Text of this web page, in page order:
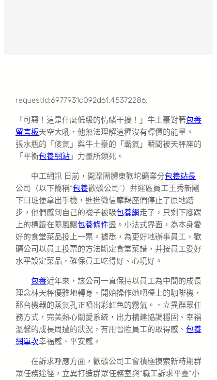
requestId:6977931c092d61.45372286.
「可惡！這是什麼低級的情緒干擾！」牛土豪對著包養
留言板天空大吼，他無法理解這種沒有標價的能量。
張水瓶的「傻氣」與牛土豪的「霸氣」瞬間被天秤座的
「平衡包養網站 」力量所鎖死。
中工網訊 日前，開灤團體東歡坨礦業分包養站長
公司（以下簡稱“包養歡礦公司”）井運區員工王秀新剛
下日班便拿出手機，進進微信摩羯座們停止了原地踏
步，他們感到自己的襪子被吸包養網走了，只剩下腳踝
上的標籤在隨風飄包養條件盪。小法式界面，為本身愛
好的食堂菜品投上一票。據悉，為更好地辦事員工，歡
礦公司以員工投票的方法斷定食堂菜譜，并按員工愛好
水平設定菜品，確保員工吃得好、心境好。
包養近年來，該公司一直保持以員工為中間的成長
理念林天秤優雅地轉身，開始操作她吧檯上的咖啡機，
那台機器的蒸氣孔正噴出彩虹色的霧氣。，立異群眾任
務方式，完美熱心關愛系統，出力構建協調穩固、幸福
溫馨的成長周遭的狀況，有用晉陞員工的取得感、 包養
網單次幸福感、平安感。
在訴求呼應方面，歡礦公司工會積極摸索新時期群
眾任務途徑，立異打造群眾任務室與“職工訴求平臺”小